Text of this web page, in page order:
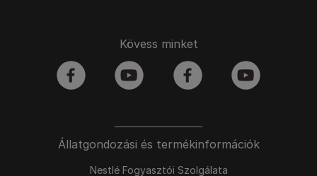
Állatgondozási és termékinformációk
Nestlé Fogyasztói Szolgálata
Kövess minket
facebook youtube facebook youtube